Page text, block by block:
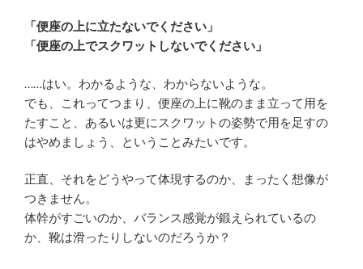
「便座の上に立たないでください」
「便座の上でスクワットしないでください」
……はい。わかるような、わからないような。
でも、これってつまり、便座の上に靴のまま立って用を
たすこと、あるいは更にスクワットの姿勢で用を足すの
はやめましょう、ということみたいです。
正直、それをどうやって体現するのか、まったく想像が
つきません。
体幹がすごいのか、バランス感覚が鍛えられているの
か、靴は滑ったりしないのだろうか？